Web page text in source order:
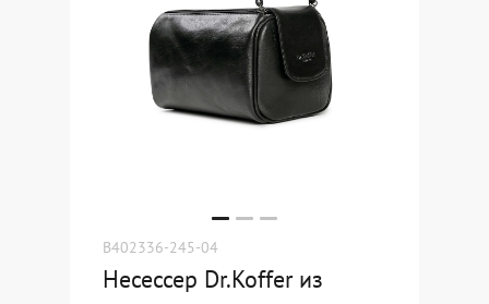
B402336-245-04
Несессер Dr.Koffer из